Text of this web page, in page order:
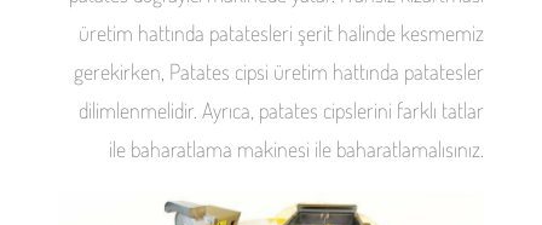
üretim hattında patatesleri şerit halinde kesmemiz
gerekirken, Patates cipsi üretim hattında patatesler
dilimlenmelidir. Ayrıca, patates cipslerini farklı tatlar
ile baharatlama makinesi ile baharatlamalısınız.